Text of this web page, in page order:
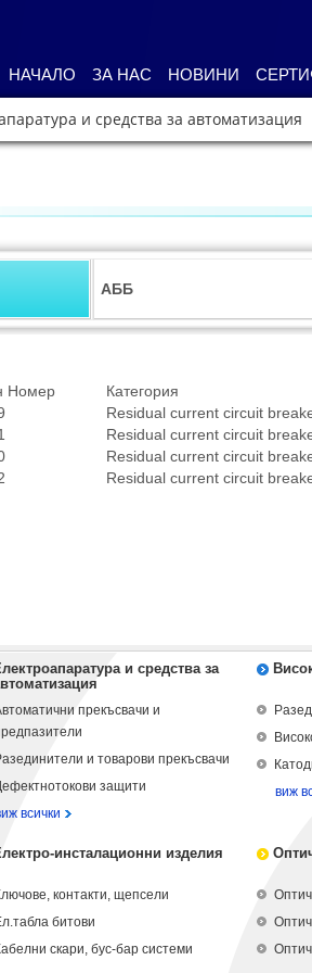
НАЧАЛО ЗА НАС НОВИНИ
и средства за автоматизация
АББ
Номер Категория
Residual current circuit
Residual current circuit
Residual current circuit
Residual current circuit
и средства за
прекъсвачи и
и товарови прекъсвачи
защити
всички
виж
инсталационни изделия
контакти, щепсели
битови
скари, бус-бар системи